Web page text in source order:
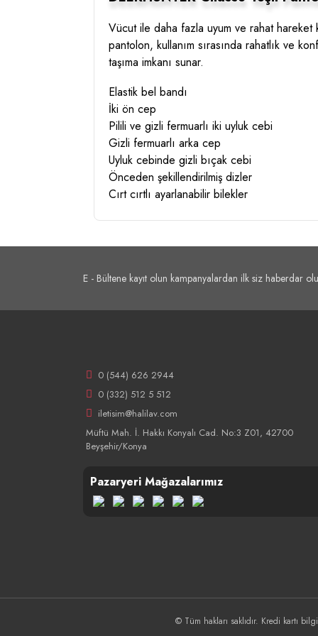
Vücut ile daha fazla uyum ve rahat
pantolon, kullanım sırasında rahatlık ve
taşıma imkanı sunar.
Elastik bel bandı
İki ön cep
Pilili ve gizli fermuarlı iki uyluk cebi
Gizli fermuarlı arka cep
Uyluk cebinde gizli bıçak cebi
Önceden şekillendirilmiş dizler
Cırt cırtlı ayarlanabilir bilekler
E - Bültene kayıt olun kampanyalardan ilk siz haberdar
0 (544) 626 2944
0 (332) 512 5 512
iletisim@halilav.com
Müftü Mah. İ. Hakkı Konyalı Cad. No:3 Z01, 42700
Beyşehir/Konya
Pazaryeri Mağazalarımız
© Tüm hakları saklıdır. Kredi kartı